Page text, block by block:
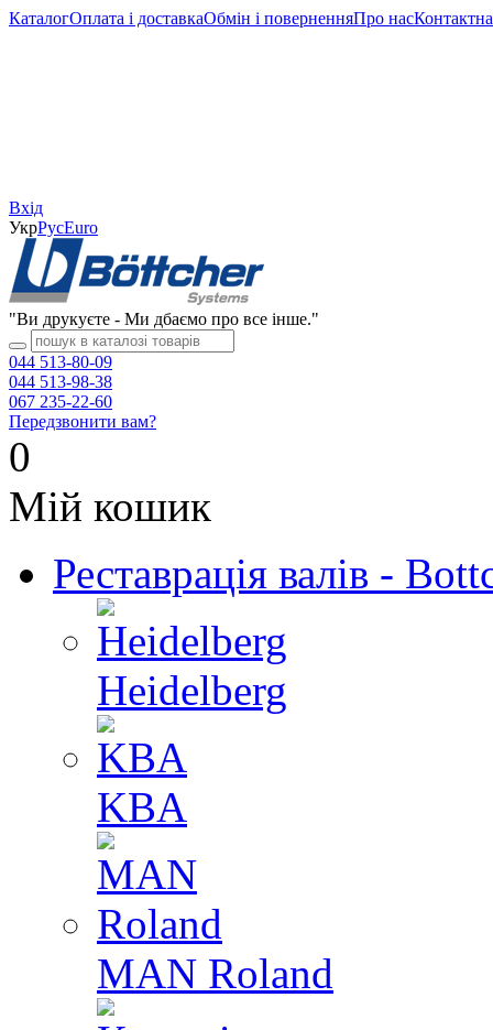
КаталогОплата і доставкаОбмін і поверненняПро нас
Вхід
УкрРусЕuro
"Ви друкуєте - Ми дбаємо про все інше."
044 513-80-09
044 513-98-38
067 235-22-60
Передзвонити вам?
0
Мій кошик
Реставрація валів -
Heidelberg
KBA
MAN Roland